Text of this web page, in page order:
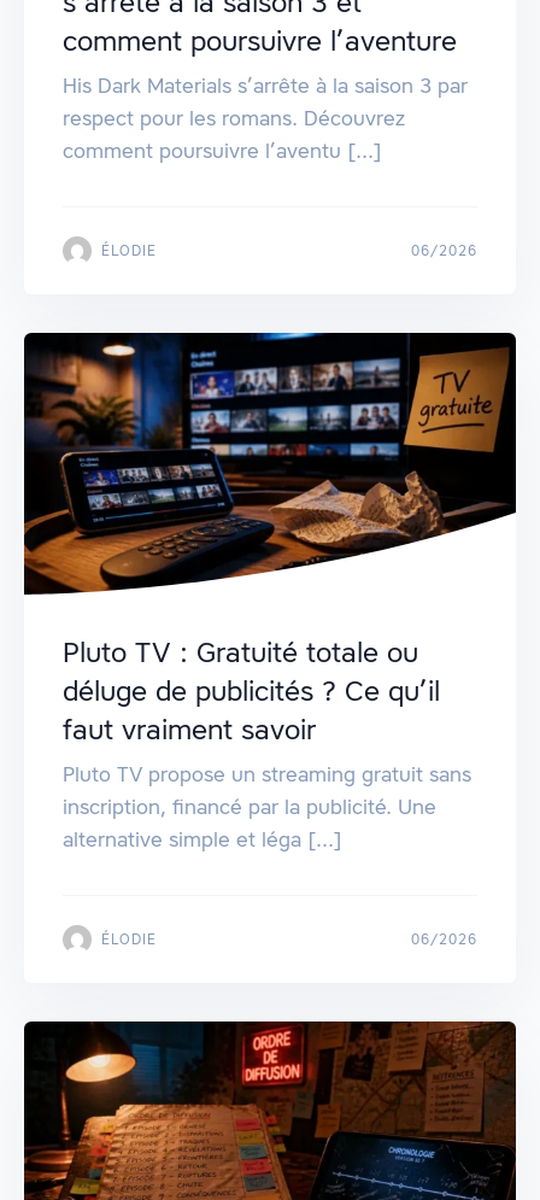
comment poursuivre l’aventure
His Dark Materials s’arrête à la saison 3 par
respect pour les romans. Découvrez
comment poursuivre l’aventu [...]
ÉLODIE 06/2026
Pluto TV : Gratuité totale ou
déluge de publicités ? Ce qu’il
faut vraiment savoir
Pluto TV propose un streaming gratuit sans
inscription, financé par la publicité. Une
alternative simple et léga [...]
ÉLODIE 06/2026